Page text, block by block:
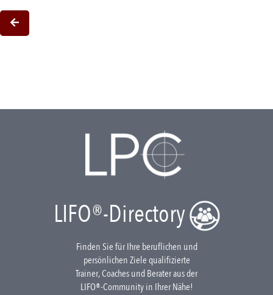
LIFO®-Directory
Finden Sie für Ihre beruflichen und
persönlichen Ziele qualifizierte
Trainer, Coaches und Berater aus der
LIFO®-Community in Ihrer Nähe!